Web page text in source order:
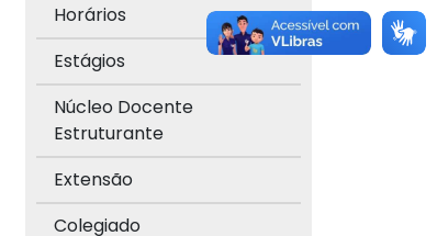
Horários
Estágios
Núcleo Docente
Estruturante
Extensão
Colegiado